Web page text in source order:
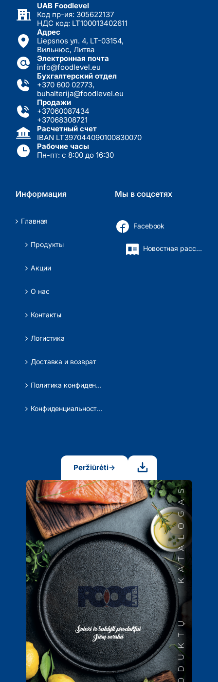
UAB Foodlevel
Код пр-ия: 305622137
НДС код: LT100013402611
Адрес
Liepsnos ул. 4, LT-03154,
Вильнюс, Литва
Электронная почта
info@foodlevel.eu
Бухгалтерский отдел
+370 600 02773,
buhalterija@foodlevel.eu
Продажи
+37060087434
+37068308721
Расчетный счет
IBAN LT397044090100830070
Рабочие часы
Пн-пт: с 8:00 до 16:30
Информация
Главная
Продукты
Акции
О нас
Контакты
Логистика
Доставка и возврат
Политика конфиденциальности
Конфиденциальность данных
Мы в соцсетях
Facebook
Новостная рассылка
Peržiūrėti→